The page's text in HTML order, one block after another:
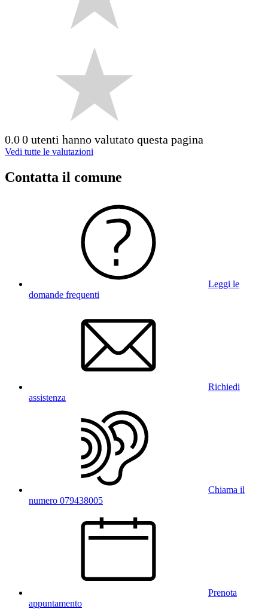
0.00 utenti hanno valutato questa pagina
Vedi tutte le valutazioni
Contatta il comune
Leggi le
domande frequenti
Richiedi
assistenza
Chiama il
numero 079438005
Prenota
appuntamento